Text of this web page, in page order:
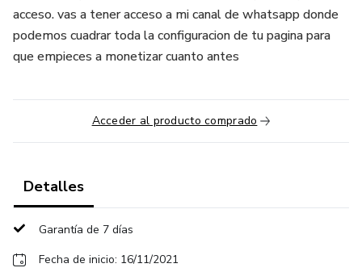
acceso. vas a tener acceso a mi canal de whatsapp donde
podemos cuadrar toda la configuracion de tu pagina para
que empieces a monetizar cuanto antes
Acceder al producto comprado
Detalles
Garantía de 7 días
Fecha de inicio: 16/11/2021